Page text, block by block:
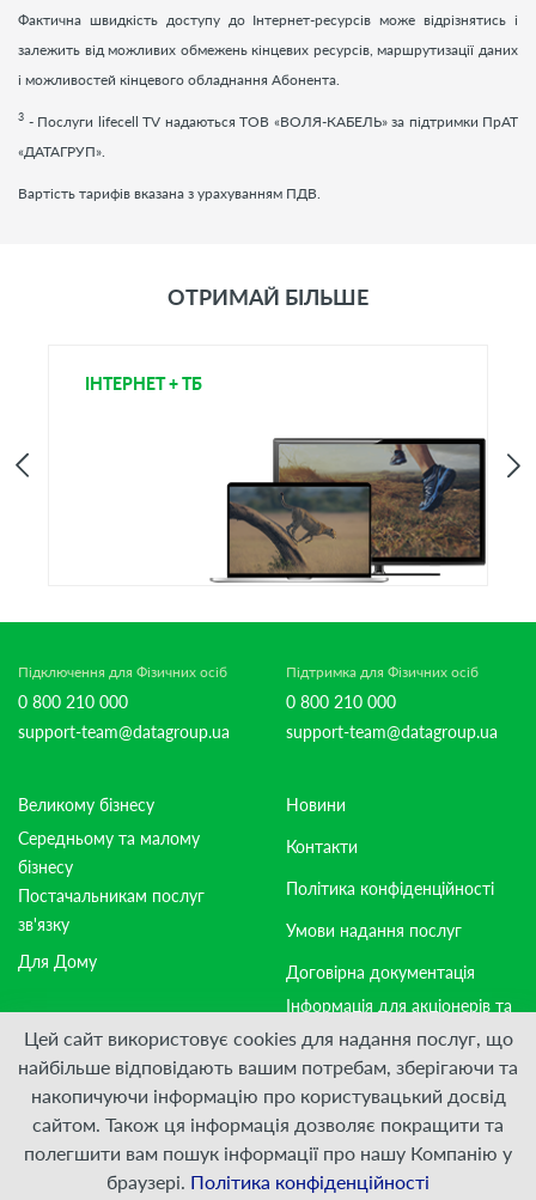
Фактична швидкість доступу до Інтернет-ресурсів може відрізнятись і
залежить від можливих обмежень кінцевих ресурсів, маршрутизації даних
і можливостей кінцевого обладнання Абонента.
3 - Послуги lifecell TV надаються ТОВ «ВОЛЯ-КАБЕЛЬ» за підтримки ПрАТ
«ДАТАГРУП».
Вартість тарифів вказана з урахуванням ПДВ.
ОТРИМАЙ БІЛЬШЕ
ІНТЕРНЕТ + ТБ
Підключення для Фізичних осіб
0 800 210 000
support-team@datagroup.ua
Підтримка для Фізичних осіб
0 800 210 000
support-team@datagroup.ua
Великому бізнесу
Середньому та малому
бізнесу
Постачальникам послуг
зв'язку
Для Дому
Новини
Контакти
Політика конфіденційності
Умови надання послуг
Договірна документація
Інформація для акціонерів та
стейкхолдерів
Приєднуйтесь:
© ПрАТ "ДАТАГРУП", 2000 — 2026
Цей сайт використовує cookies для надання послуг, що
найбільше відповідають вашим потребам, зберігаючи та
накопичуючи інформацію про користувацький досвід
сайтом. Також ця інформація дозволяє покращити та
полегшити вам пошук інформації про нашу Компанію у
браузері. Політика конфіденційності